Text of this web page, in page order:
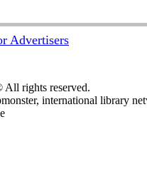
Advertisers
All rights reserved.
international library